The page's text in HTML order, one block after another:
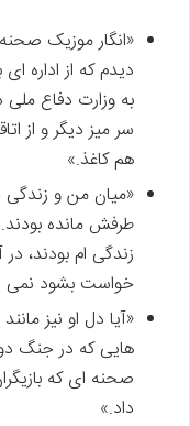
«انگار موزیک
دیدم که از اداره
به وزارت دفاع ملی
سر میز دیگر و از
هم کاغذ.»
«میان من و زندگی
طرفش مانده
زندگی ام بودند،
خواست بشود نمی
«آیا دل او نیز
هایی که در جنگ
صحنه ای که
داد.»